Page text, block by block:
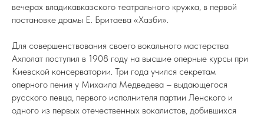
вечерах владикавказского театрального кружка, в первой
постановке драмы Е. Бритаева «Хазби».
Для совершенствования своего вокального мастерства
Ахполат поступил в 1908 году на высшие оперные курсы при
Киевской консерватории. Три года учился секретам
оперного пения у Михаила Медведева – выдающегося
русского певца, первого исполнителя партии Ленского и
одного из первых отечественных вокалистов, добившихся